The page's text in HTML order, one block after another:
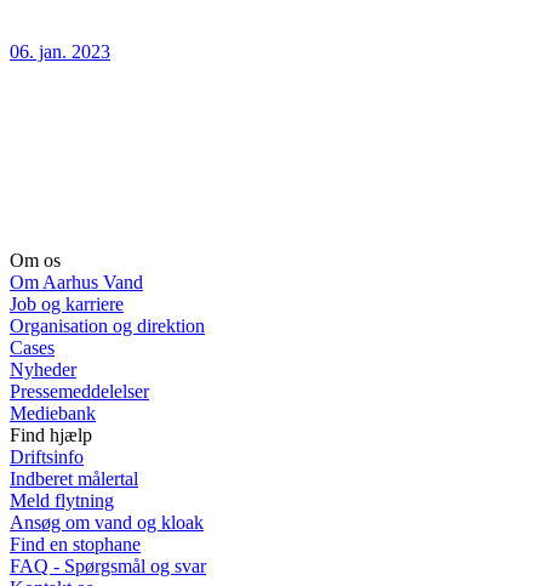
06. jan. 2023
Om os
Om Aarhus Vand
Job og karriere
Organisation og direktion
Cases
Nyheder
Pressemeddelelser
Mediebank
Find hjælp
Driftsinfo
Indberet målertal
Meld flytning
Ansøg om vand og kloak
Find en stophane
FAQ - Spørgsmål og svar